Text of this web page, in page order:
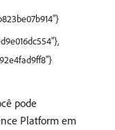
pode
Platform em